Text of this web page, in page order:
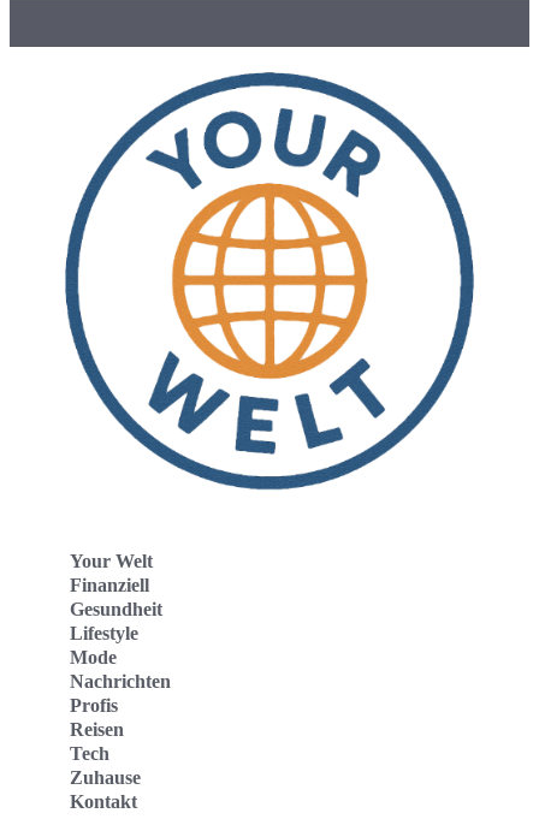
Your Welt
Finanziell
Gesundheit
Lifestyle
Mode
Nachrichten
Profis
Reisen
Tech
Zuhause
Kontakt